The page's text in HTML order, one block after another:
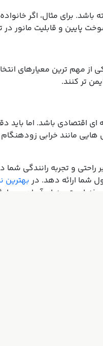
برای مثال، اگر
پایین و قابلیت مانور در
مهم ترین معیارهای
تر کنند.
اقتصادی باشد. اما
مانند خرابی
و تجربه رانندگی